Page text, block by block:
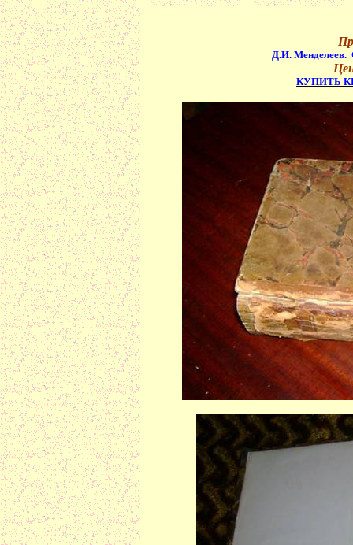
Д.И. Менделеев.
КУПИТЬ